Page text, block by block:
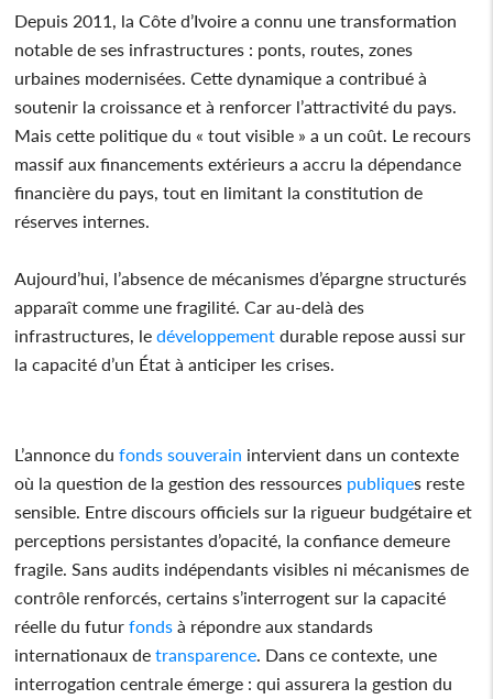
Depuis 2011, la Côte d’Ivoire a connu une transformation
notable de ses infrastructures : ponts, routes, zones
urbaines modernisées. Cette dynamique a contribué à
soutenir la croissance et à renforcer l’attractivité du pays.
Mais cette politique du « tout visible » a un coût. Le recours
massif aux financements extérieurs a accru la dépendance
financière du pays, tout en limitant la constitution de
réserves internes.
Aujourd’hui, l’absence de mécanismes d’épargne structurés
apparaît comme une fragilité. Car au-delà des
infrastructures, le développement durable repose aussi sur
la capacité d’un État à anticiper les crises.
L’annonce du fonds souverain intervient dans un contexte
où la question de la gestion des ressources publiques reste
sensible. Entre discours officiels sur la rigueur budgétaire et
perceptions persistantes d’opacité, la confiance demeure
fragile. Sans audits indépendants visibles ni mécanismes de
contrôle renforcés, certains s’interrogent sur la capacité
réelle du futur fonds à répondre aux standards
internationaux de transparence . Dans ce contexte, une
interrogation centrale émerge : qui assurera la gestion du